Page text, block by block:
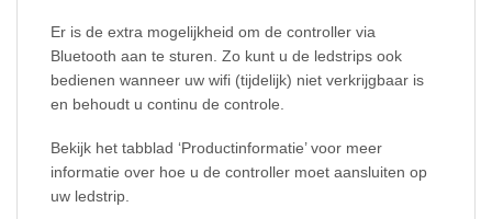
Er is de extra mogelijkheid om de controller via
Bluetooth aan te sturen. Zo kunt u de ledstrips ook
bedienen wanneer uw wifi (tijdelijk) niet verkrijgbaar is
en behoudt u continu de controle.
Bekijk het tabblad ‘Productinformatie’ voor meer
informatie over hoe u de controller moet aansluiten op
uw ledstrip.